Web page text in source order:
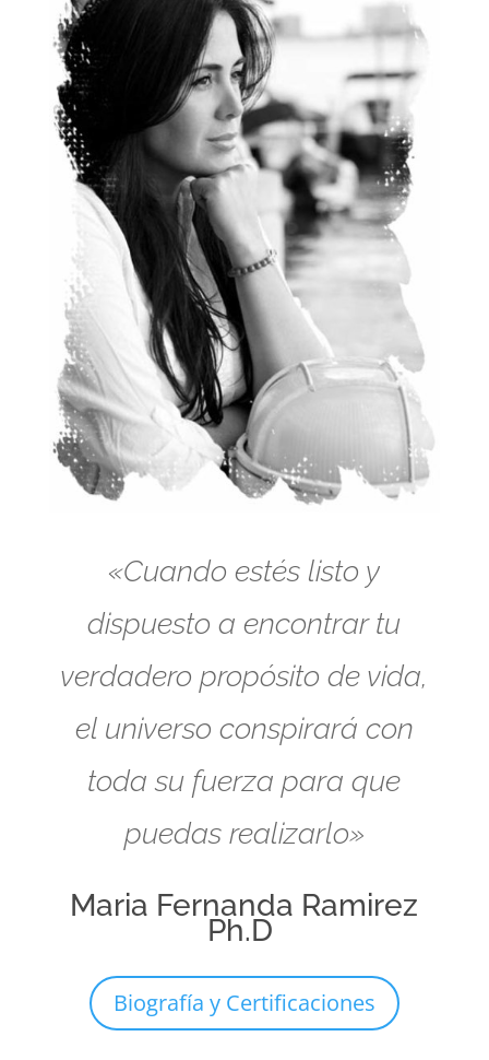
«Cuando estés listo y
dispuesto a encontrar tu
verdadero propósito de vida,
el universo conspirará con
toda su fuerza para que
puedas realizarlo»
Maria Fernanda Ramirez
Ph.D
Biografía y Certificaciones